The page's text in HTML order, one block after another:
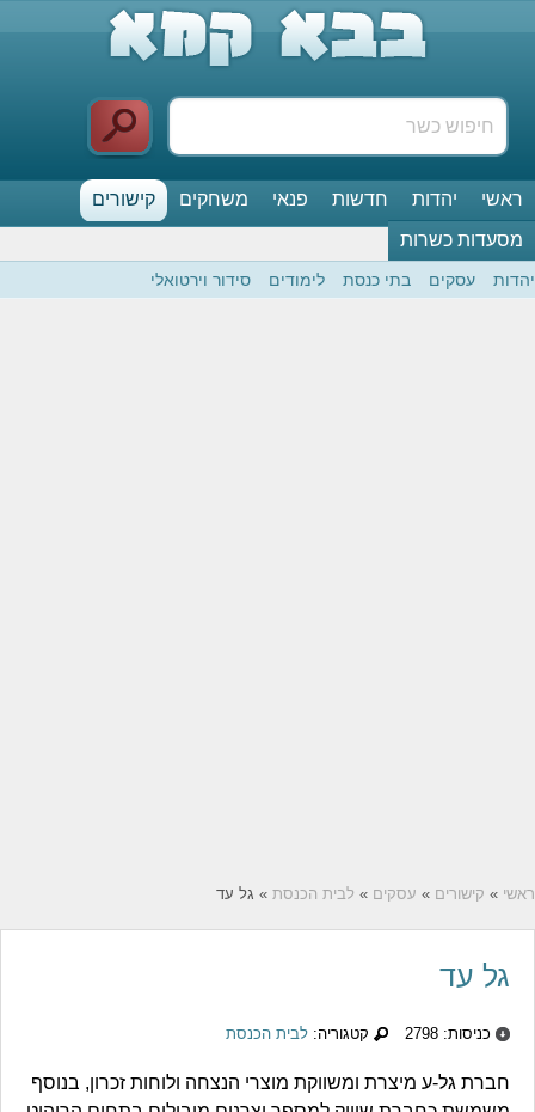
ראשי יהדות חדשות פנאי משחקים
קישורים
מסעדות כשרות
יהדות עסקים בתי כנסת לימודים סידור וירטואלי
ראשי » קישורים » עסקים » לבית הכנסת » גל עד
גל עד
כניסות: 2798 קטגוריה: לבית הכנסת
חברת גל-ע מיצרת ומשווקת מוצרי הנצחה ולוחות זכרון, בנוסף